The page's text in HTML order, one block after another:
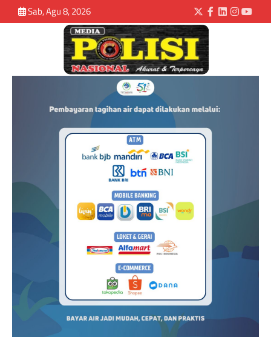
Sab, Agu 8, 2026